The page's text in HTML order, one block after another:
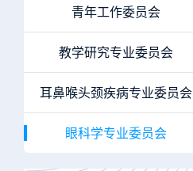
青年工作委员会
教学研究专业委员会
耳鼻喉头颈疾病专业委员会
眼科学专业委员会